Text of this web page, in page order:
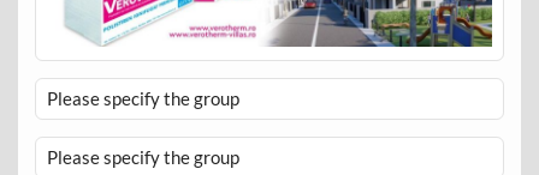
Please specify the group
Please specify the group